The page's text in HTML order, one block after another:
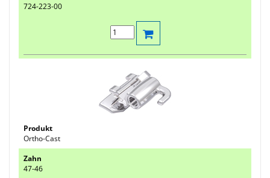
724-223-00
Ortho-Cast
47-46